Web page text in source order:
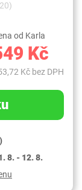
od Karla
Kč
Kč bez DPH
)
8. - 12. 8.